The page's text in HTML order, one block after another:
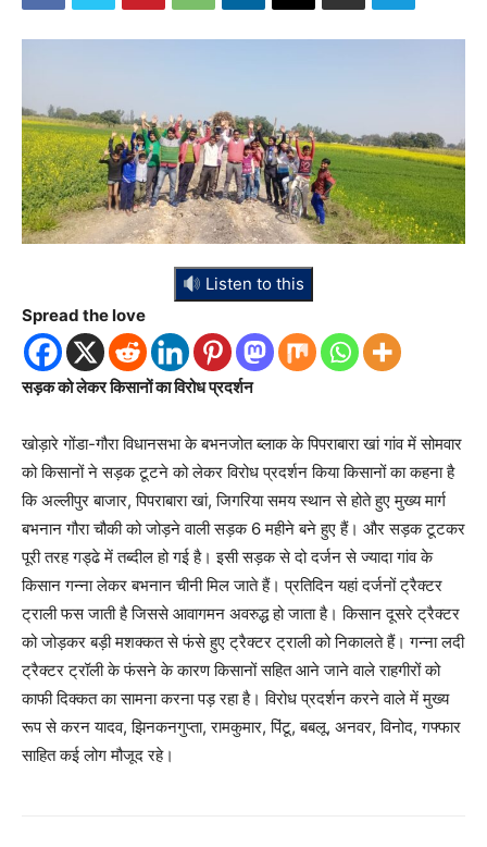
Listen to this
Spread the love
सड़क को लेकर किसानों का विरोध प्रदर्शन
खोड़ारे गोंडा-गौरा विधानसभा के बभनजोत ब्लाक के पिपराबारा खां गांव में सोमवार
को किसानों ने सड़क टूटने को लेकर विरोध प्रदर्शन किया किसानों का कहना है
कि अल्लीपुर बाजार, पिपराबारा खां, जिगरिया समय स्थान से होते हुए मुख्य मार्ग
बभनान गौरा चौकी को जोड़ने वाली सड़क 6 महीने बने हुए हैं। और सड़क टूटकर
पूरी तरह गड्ढे में तब्दील हो गई है। इसी सड़क से दो दर्जन से ज्यादा गांव के
किसान गन्ना लेकर बभनान चीनी मिल जाते हैं। प्रतिदिन यहां दर्जनों ट्रैक्टर
ट्राली फस जाती है जिससे आवागमन अवरुद्ध हो जाता है। किसान दूसरे ट्रैक्टर
को जोड़कर बड़ी मशक्कत से फंसे हुए ट्रैक्टर ट्राली को निकालते हैं। गन्ना लदी
ट्रैक्टर ट्रॉली के फंसने के कारण किसानों सहित आने जाने वाले राहगीरों को
काफी दिक्कत का सामना करना पड़ रहा है। विरोध प्रदर्शन करने वाले में मुख्य
रूप से करन यादव, झिनकनगुप्ता, रामकुमार, पिंटू, बबलू, अनवर, विनोद, गफ्फार
साहित कई लोग मौजूद रहे।